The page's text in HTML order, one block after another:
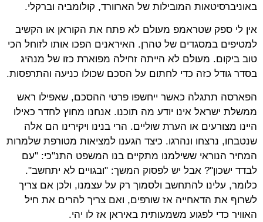
באוניברסיטאות המובילות של הארוורד, קולומביה וברקלי.
אין לי ספק שטראמפ מעולם לא פתח את הקוראן או הקשיב
למטיפים במסגדים של טהרן. האיראנים הפכו אותו לזוחל הכי
טוב ביקום. מעולם לא הייתה זחילה מפוארת כזו של מנהיג
בסדר גודל כזה כדי לחתום על הסכם שכולו כניעה והתרפסות.
הפארסה תתגלה כאשר ייחשפו פרטי ההסכם, שאפילו ראש
ממשלת ישראל אינו יודע מה תוכנו. אנחנו מחוץ לחדר כאילו
היינו מצורעים או הערת שוליים. הרי בנינו ויקירינו הם אלה
שנטבחו, נרצחו ונהרגו. כיצד הגענו למציאות מטורפת שלמרות
המחיר הנוראי ששילמנו מתקיים בנו המשפט התנ"כי: "עם
לבדד ישכון"? אבל יש לפסוק המשך: "ובגויים לא יתחשב".
כלומר, עלינו להתחשב ולסמוך רק על עצמנו, ולכן אם צריך
לשרוף את הדאחייה אז שורפים, ואם צריך להרים את חיל
האוויר כדי לפגוע משמעותית באיראן אז לו יהי.